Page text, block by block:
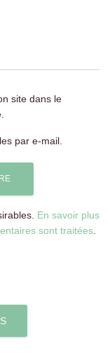
site dans le
par e-mail.
En savoir plus
sont traitées